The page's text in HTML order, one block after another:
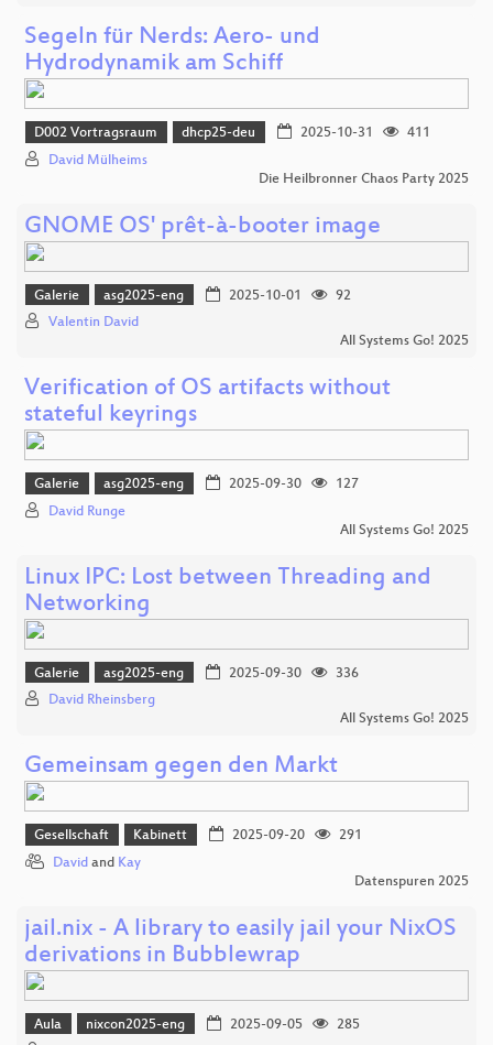
Segeln für Nerds: Aero- und
Hydrodynamik am Schiff
D002 Vortragsraum dhcp25-deu 2025-10-31
411
David Mülheims
Die Heilbronner Chaos Party 2025
GNOME OS' prêt-à-booter image
Galerie asg2025-eng 2025-10-01
92
Valentin David
All Systems Go! 2025
Verification of OS artifacts without
stateful keyrings
Galerie asg2025-eng 2025-09-30
127
David Runge
All Systems Go! 2025
Linux IPC: Lost between Threading and
Networking
Galerie asg2025-eng 2025-09-30
336
David Rheinsberg
All Systems Go! 2025
Gemeinsam gegen den Markt
Gesellschaft Kabinett 2025-09-20
291
David and Kay
Datenspuren 2025
jail.nix - A library to easily jail your NixOS
derivations in Bubblewrap
Aula nixcon2025-eng 2025-09-05
285